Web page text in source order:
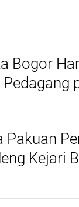
Bogor
Pakuan
Kejari